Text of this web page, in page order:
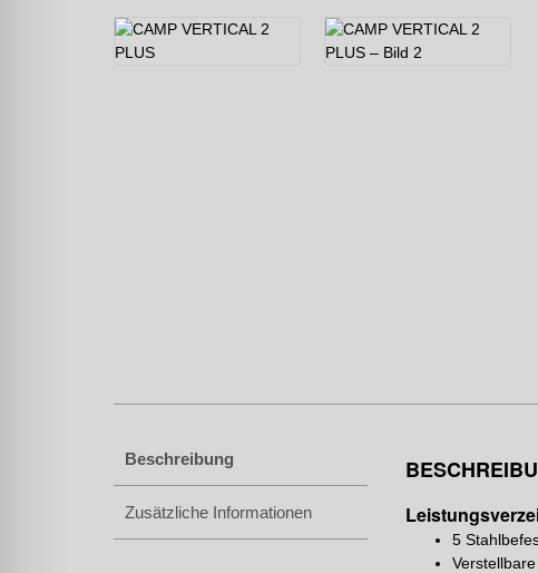
Beschreibung
Zusätzliche Informationen
5